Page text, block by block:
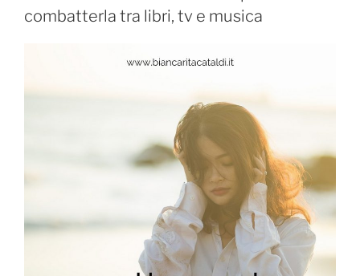
combatterla tra libri, tv e musica